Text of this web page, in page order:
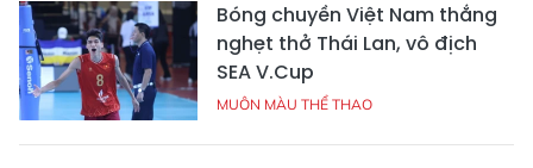
Bóng chuyền Việt Nam thắng
nghẹt thở Thái Lan, vô địch
SEA V.Cup
MUÔN MÀU THỂ THAO